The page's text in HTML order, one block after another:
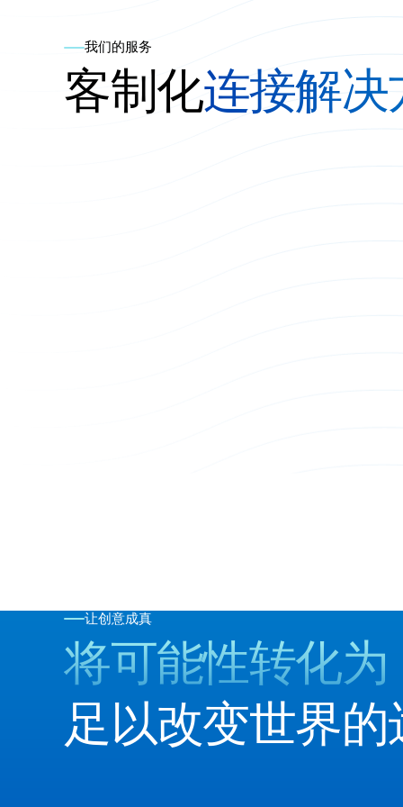
我们的服务
客制化连接解决
让创意成真
将可能性转化为
足以改变世界